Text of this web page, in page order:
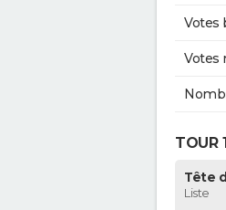
Votes
Votes
TOUR
Tête
Liste